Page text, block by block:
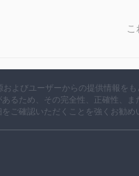
ク口座、ビジネス口座、ゴ
特典が提供されます。
よびユーザーからの提供情報を
るため、その完全性、正確性、
ご確認いただくことを強くお勧め